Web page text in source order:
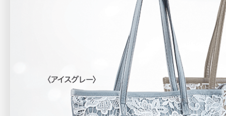
アテニアの「
お友達紹介サ